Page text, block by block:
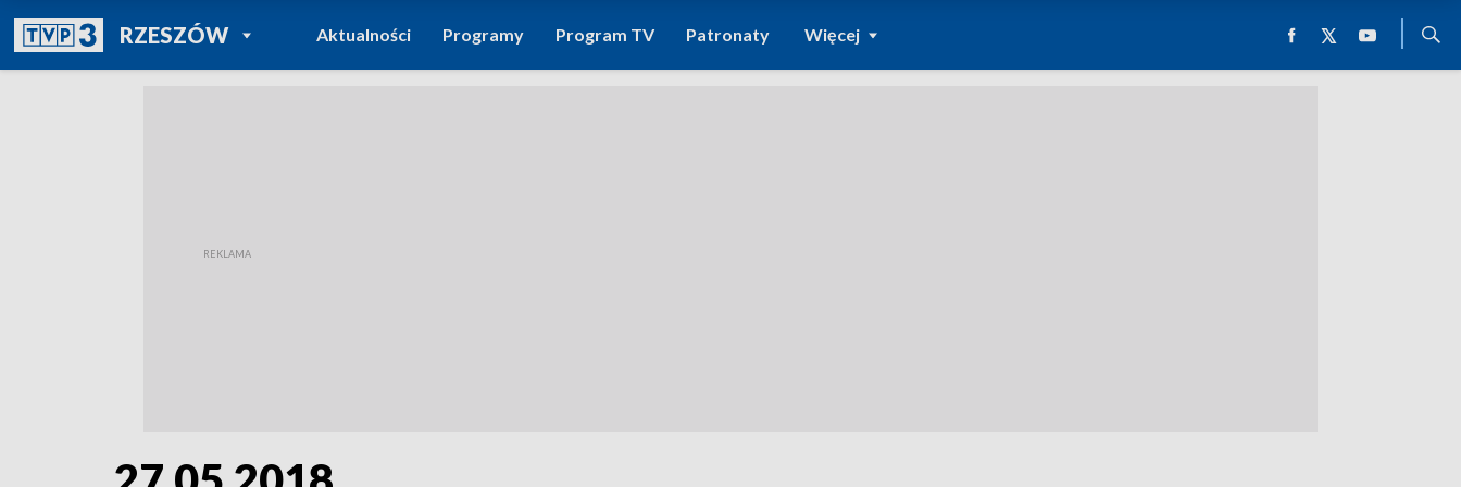
RZESZÓWPOWRÓT DO
TVP REGIONY
Aktualności Programy Program TV Patronaty Więcej